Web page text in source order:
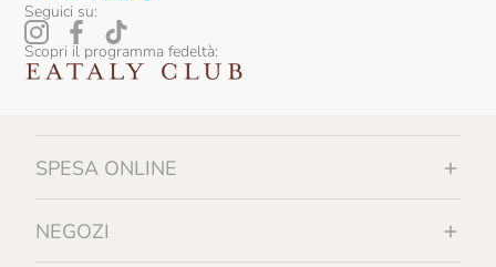
Seguici su:
Scopri il programma fedeltà:
SPESA ONLINE
NEGOZI